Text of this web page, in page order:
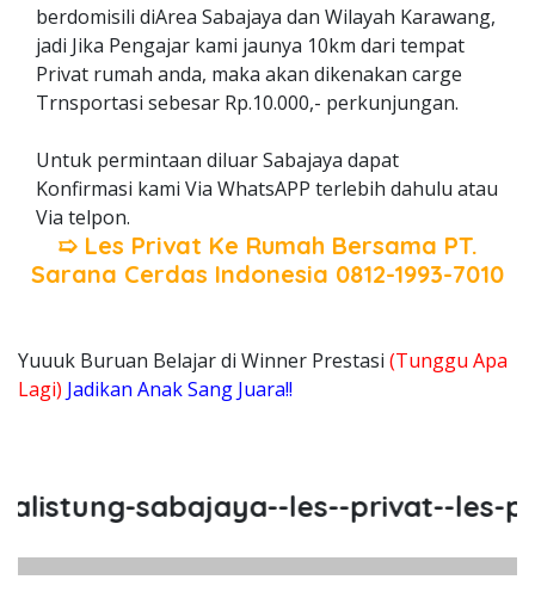
berdomisili diArea Sabajaya dan Wilayah Karawang,
jadi Jika Pengajar kami jaunya 10km dari tempat
Privat rumah anda, maka akan dikenakan carge
Trnsportasi sebesar Rp.10.000,- perkunjungan.
Untuk permintaan diluar Sabajaya dapat
Konfirmasi kami Via WhatsAPP terlebih dahulu atau
Via telpon.
➯ Les Privat Ke Rumah Bersama PT.
Sarana Cerdas Indonesia 0812-1993-7010
Yuuuk Buruan Belajar di Winner Prestasi (Tunggu Apa
Lagi) Jadikan Anak Sang Juara!!
sabajaya--les--privat--les-